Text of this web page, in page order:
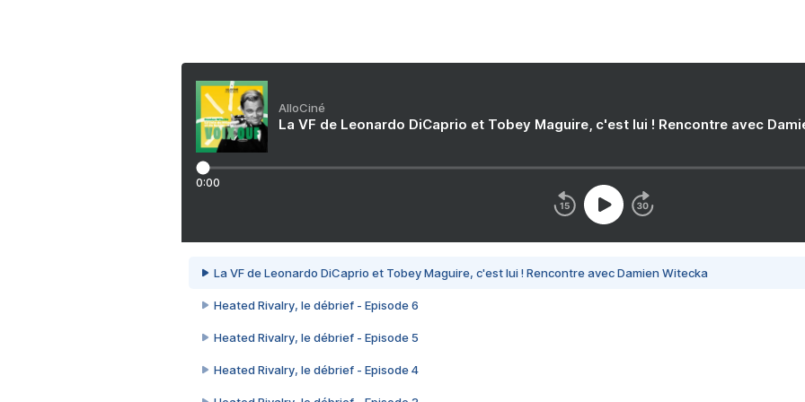
AlloCiné
La VF de Leonardo DiCaprio et Tobey Maguire, c'est lui ! Rencontre avec
0:00
La VF de Leonardo DiCaprio et Tobey Maguire, c'est lui ! Rencontre avec Damien Witecka
Heated Rivalry, le débrief - Episode 6
Heated Rivalry, le débrief - Episode 5
Heated Rivalry, le débrief - Episode 4